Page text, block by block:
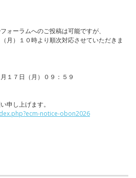
ォーラムへのご投稿は可能ですが、
月）１０時より順次対応させていただきま
１７日（月）０９：５９
申し上げます。
notice-obon2026